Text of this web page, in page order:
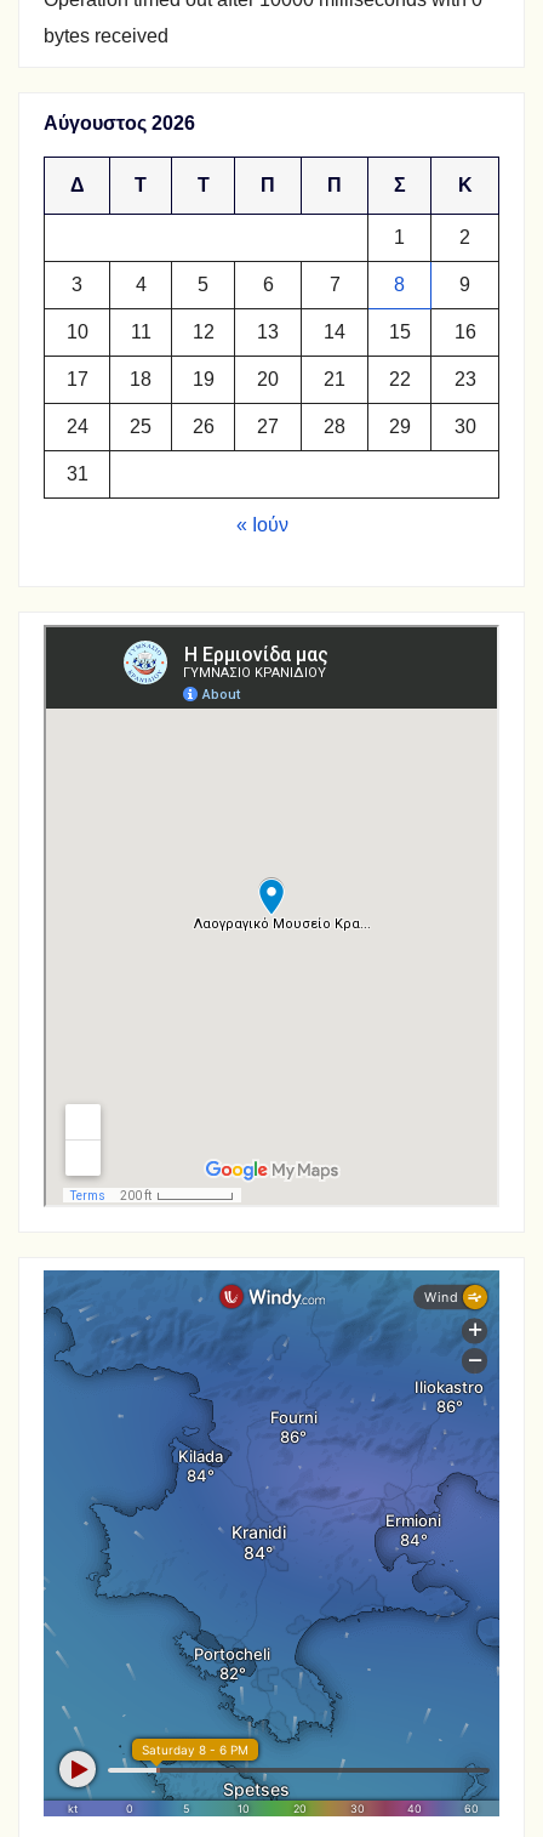
bytes received
Αύγουστος 2026
Δ Τ Τ Π Π Σ Κ
1 2
3 4 5 6 7 8 9
10 11 12 13 14 15 16
17 18 19 20 21 22 23
24 25 26 27 28 29 30
31
« Ιούν